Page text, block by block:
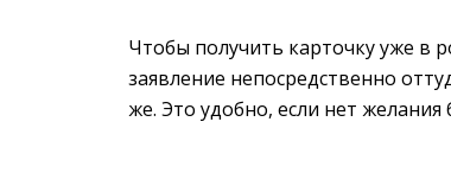
Чтобы получить карточку уже в
заявление непосредственно
же. Это удобно, если нет